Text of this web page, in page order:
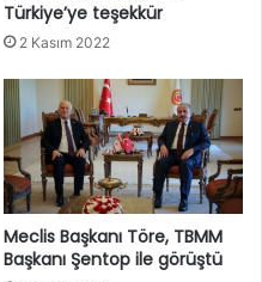
Türkiye’ye teşekkür
2 Kasım 2022
Meclis Başkanı Töre, TBMM
Başkanı Şentop ile görüştü